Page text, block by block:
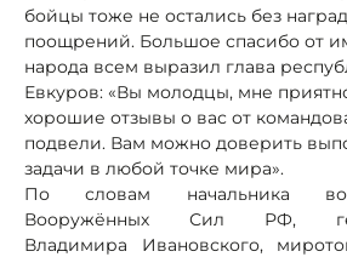
бойцы тоже не остались без
поощрений. Большое спасибо от
народа всем выразил глава
Евкуров: «Вы молодцы, мне
хорошие отзывы о вас от
подвели. Вам можно доверить
задачи в любой точке мира».
По словам начальника
Вооружённых Сил РФ,
Владимира Ивановского,